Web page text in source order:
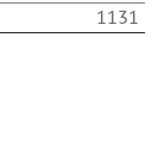
1131